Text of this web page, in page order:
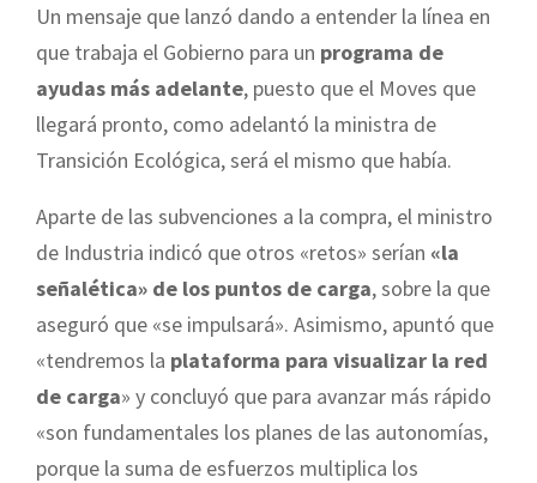
Un mensaje que lanzó dando a entender la línea en
que trabaja el Gobierno para un programa de
ayudas más adelante, puesto que el Moves que
llegará pronto, como adelantó la ministra de
Transición Ecológica, será el mismo que había.
Aparte de las subvenciones a la compra, el ministro
de Industria indicó que otros «retos» serían «la
señalética» de los puntos de carga, sobre la que
aseguró que «se impulsará». Asimismo, apuntó que
«tendremos la plataforma para visualizar la red
de carga» y concluyó que para avanzar más rápido
«son fundamentales los planes de las autonomías,
porque la suma de esfuerzos multiplica los